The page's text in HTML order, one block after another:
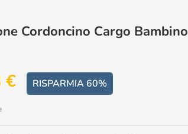
Cordoncino Cargo Bambino
€ RISPARMIA 60%